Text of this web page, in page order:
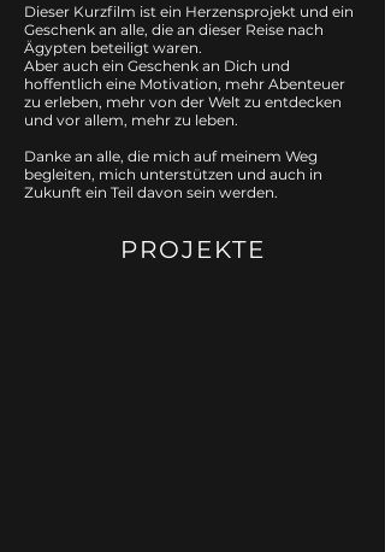
Dieser Kurzfilm ist ein Herzensprojekt und ein
Geschenk an alle, die an dieser Reise nach
Ägypten beteiligt waren.
Aber auch ein Geschenk an Dich und
hoffentlich eine Motivation, mehr Abenteuer
zu erleben, mehr von der Welt zu entdecken
und vor allem, mehr zu leben.
Danke an alle, die mich auf meinem Weg
begleiten, mich unterstützen und auch in
Zukunft ein Teil davon sein werden.
PROJEKTE